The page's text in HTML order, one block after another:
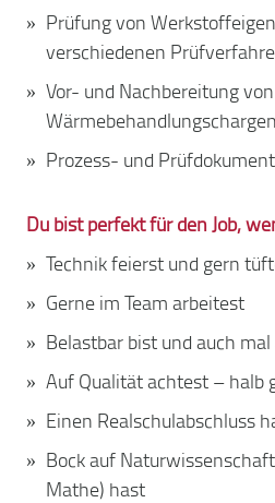
Prüfung von
verschiedenen
Vor- und Nachbereitung von
Wärmebehandlungschargen
Prozess- und
Du bist perfekt für den Job,
Technik feierst und gern
Gerne im Team arbeitest
Belastbar bist und auch
Auf Qualität achtest – halb
Einen Realschulabschluss
Bock auf
Mathe) hast